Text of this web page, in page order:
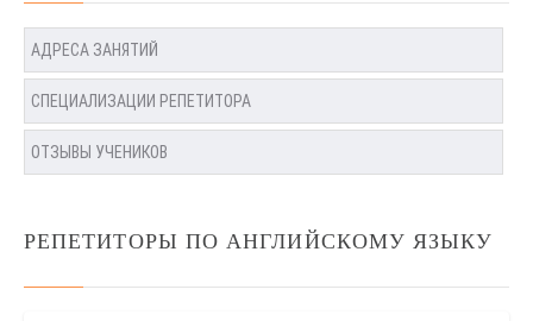
АДРЕСА ЗАНЯТИЙ
СПЕЦИАЛИЗАЦИИ РЕПЕТИТОРА
ОТЗЫВЫ УЧЕНИКОВ
РЕПЕТИТОРЫ ПО АНГЛИЙСКОМУ ЯЗЫКУ